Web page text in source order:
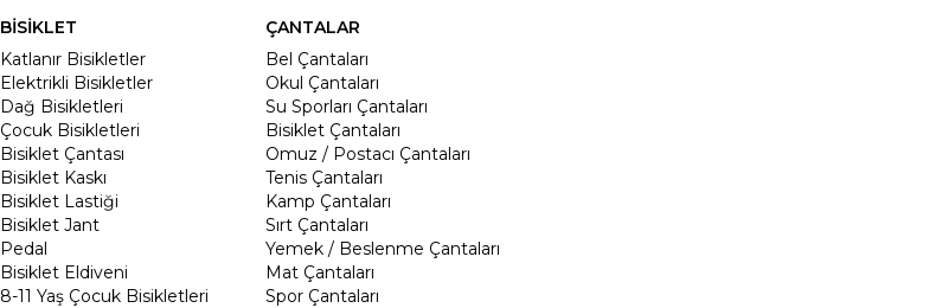
BİSİKLET
Katlanır Bisikletler
Elektrikli Bisikletler
Dağ Bisikletleri
Çocuk Bisikletleri
Bisiklet Çantası
Bisiklet Kaskı
Bisiklet Lastiği
Bisiklet Jant
Pedal
Bisiklet Eldiveni
8-11 Yaş Çocuk Bisikletleri
ÇANTALAR
Bel Çantaları
Okul Çantaları
Su Sporları Çantaları
Bisiklet Çantaları
Omuz / Postacı Çantaları
Tenis Çantaları
Kamp Çantaları
Sırt Çantaları
Yemek / Beslenme Çantaları
Mat Çantaları
Spor Çantaları